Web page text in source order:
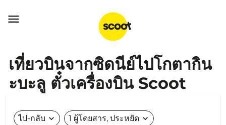

เที่ยวบินจากซิดนีย์ไปโกตากิน
ะบะลู ตั๋วเครื่องบิน Scoot
ไป-กลับ expand_more 1 ผู้โดยสาร, ประหยัด expand_more